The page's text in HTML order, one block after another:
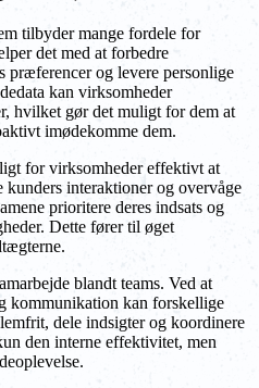
tilbyder mange fordele for
det med at forbedre
præferencer og levere personlige
kan virksomheder
hvilket gør det muligt for dem at
imødekomme dem.
for virksomheder effektivt at
kunders interaktioner og overvåge
prioritere deres indsats og
Dette fører til øget
blandt teams. Ved at
kommunikation kan forskellige
dele indsigter og koordinere
den interne effektivitet, men